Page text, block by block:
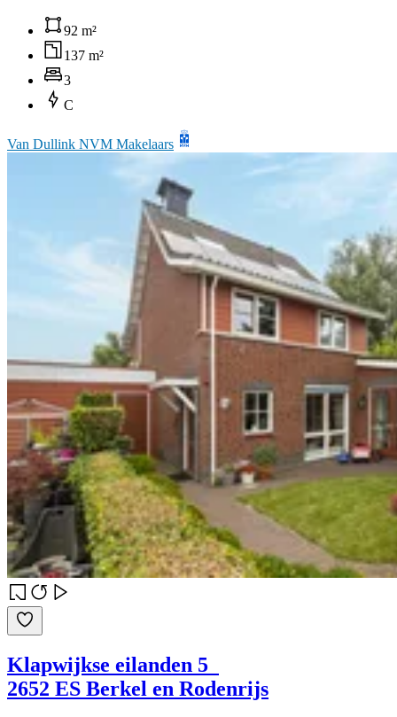
92 m²
137 m²
3
C
Van Dullink NVM Makelaars
Klapwijkse eilanden 5
2652 ES Berkel en Rodenrijs